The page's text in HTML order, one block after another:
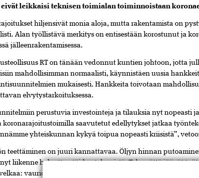
eivät leikkaisi teknisen toimialan toiminnoistaan
hiljensivät monia aloja, mutta rakentamista on
Alan työllistävä merkitys on entisestään korostunut ja
jälleenrakentamisessa.
RT on tänään vedonnut kuntien johtoon, jotta
mahdollisimman normaalisti, käynnistäen uusia
mukaisesti. Hankkeita toivotaan
elvytystarkoituksessa.
perustuvia investointeja ja tilauksia nyt nopeasti
koronarajoitustoimilla saavutetut edellytykset jatkaa
yhteiskunnan kykyä toipua nopeasti kriisistä”,
teettäminen on juuri kannattavaa. Öljyn hinnan
liikenne helpottaa töiden tekemistä. Tekemättä jäävät
vauriot pahenevat ja niiden korjaaminen on parin